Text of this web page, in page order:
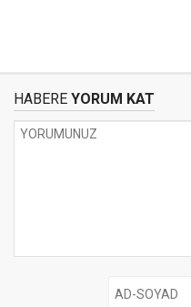
HABERE YORUM KAT